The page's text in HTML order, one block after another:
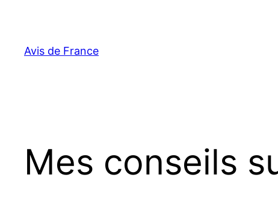
contenu
Avis de France
Mes conseils